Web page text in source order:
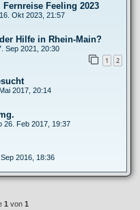
Feeling 2023
Okt 2023, 21:57
Hilfe in Rhein-Main?
Sep 2021, 20:30
1 2
2017, 20:14
26. Feb 2017, 19:37
2016, 18:36
1 von 1